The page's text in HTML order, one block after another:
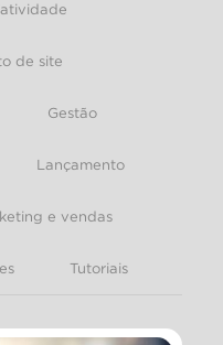
de site
Gestão
Lançamento
e vendas
Tutoriais